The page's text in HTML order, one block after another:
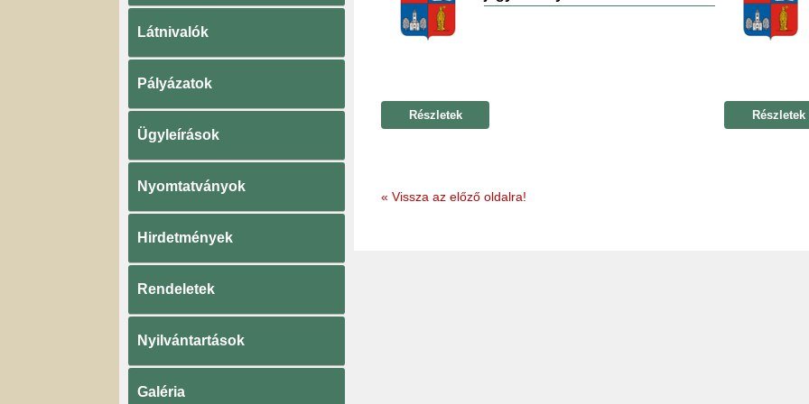
Látnivalók
Pályázatok
Ügyleírások
Nyomtatványok
Hirdetmények
Rendeletek
Nyilvántartások
Galéria
Részletek Részletek
« Vissza az előző oldalra!